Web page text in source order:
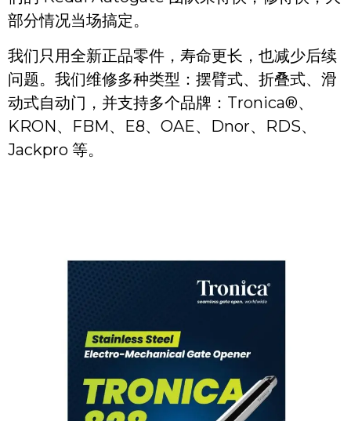
部分情况当场搞定。
我们只用全新正品零件，寿命更长，也减少后续
问题。我们维修多种类型：摆臂式、折叠式、滑
动式自动门，并支持多个品牌：Tronica®、
KRON、FBM、E8、OAE、Dnor、RDS、
Jackpro 等。